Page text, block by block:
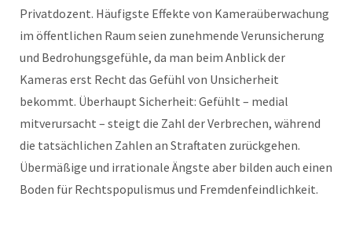
Privatdozent. Häufigste Effekte von Kameraüberwachung
im öffentlichen Raum seien zunehmende Verunsicherung
und Bedrohungsgefühle, da man beim Anblick der
Kameras erst Recht das Gefühl von Unsicherheit
bekommt. Überhaupt Sicherheit: Gefühlt – medial
mitverursacht – steigt die Zahl der Verbrechen, während
die tatsächlichen Zahlen an Straftaten zurückgehen.
Übermäßige und irrationale Ängste aber bilden auch einen
Boden für Rechtspopulismus und Fremdenfeindlichkeit.